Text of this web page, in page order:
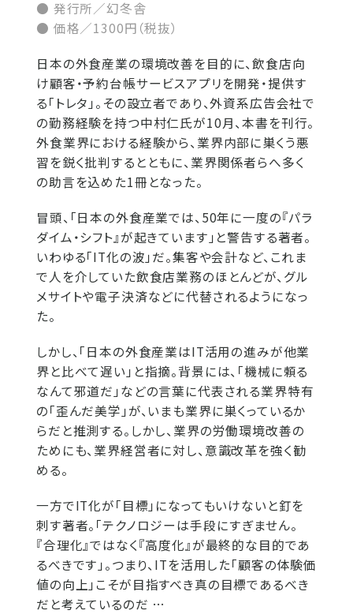
● 発行所／幻冬舎
● 価格／1300円（税抜）
日本の外食産業の環境改善を目的に、飲食店向
け顧客・予約台帳サービスアプリを開発・提供す
る「トレタ」。その設立者であり、外資系広告会社で
の勤務経験を持つ中村仁氏が10月、本書を刊行。
外食業界における経験から、業界内部に巣くう悪
習を鋭く批判するとともに、業界関係者らへ多く
の助言を込めた1冊となった。
冒頭、「日本の外食産業では、50年に一度の『パラ
ダイム・シフト』が起きています」と警告する著者。
いわゆる「IT化の波」だ。集客や会計など、これま
で人を介していた飲食店業務のほとんどが、グル
メサイトや電子決済などに代替されるようになっ
た。
しかし、「日本の外食産業はIT活用の進みが他業
界と比べて遅い」と指摘。背景には、「機械に頼る
なんて邪道だ」などの言葉に代表される業界特有
の「歪んだ美学」が、いまも業界に巣くっているか
らだと推測する。しかし、業界の労働環境改善の
ためにも、業界経営者に対し、意識改革を強く勧
める。
一方でIT化が「目標」になってもいけないと釘を
刺す著者。「テクノロジーは手段にすぎません。
『合理化』ではなく『高度化』が最終的な目的であ
るべきです」。つまり、ITを活用した「顧客の体験価
値の向上」こそが目指すべき真の目標であるべき
だと考えているのだ …